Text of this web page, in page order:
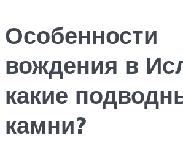
Особенности
вождения в
какие
камни?